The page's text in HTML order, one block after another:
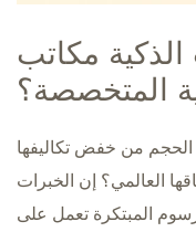
الذكية مكاتب
المتخصصة؟
من خفض تكاليفها
تفقد نطاقها العالمي؟ إن الخبرات
المبتكرة تعمل على